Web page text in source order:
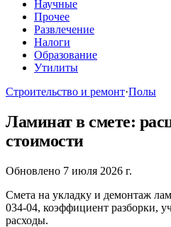
Научные
Прочее
Развлечение
Налоги
Образование
Утилиты
Строительство и ремонт·Полы
Ламинат в смете:
стоимости
Обновлено 7 июля 2026 г.
Смета на укладку и демонтаж
034-04, коэффициент разборки,
расходы.